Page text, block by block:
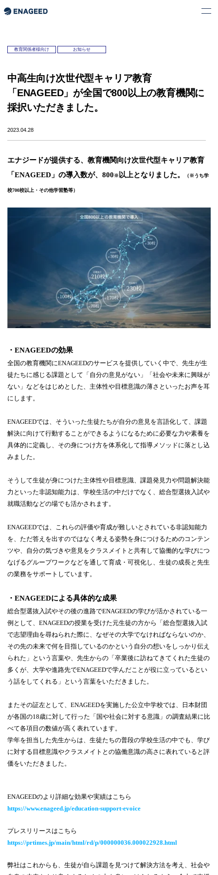
教育関係者様向け お知らせ
中高生向け次世代型キャリア教育
「ENAGEED」が全国で800以上の教育機関に
採択いただきました。
2023.04.28
エナジードが提供する、教育機関向け次世代型キャリア教育
「ENAGEED」の導入数が、 800※以上となりました。 （※うち学
校700校以上・その他学習塾等）
・ENAGEEDの効果
全国の教育機関にENAGEEDのサービスを提供していく中で、先生が生
徒たちに感じる課題として「自分の意見がない」「社会や未来に興味が
ない」などをはじめとした、主体性や目標意識の薄さといったお声を耳
にします。
ENAGEEDでは、そういった生徒たちが自分の意見を言語化して、課題
解決に向けて行動することができるようになるために必要な力や素養を
具体的に定義し、その身につけ方を体系化して指導メソッドに落とし込
みました。
そうして生徒が身につけた主体性や目標意識、課題発見力や問題解決能
力といった非認知能力は、学校生活の中だけでなく、総合型選抜入試や
就職活動などの場でも活かされます。
ENAGEEDでは、これらの評価や育成が難しいとされている非認知能力
を、ただ答えを出すのではなく考える姿勢を身につけるためのコンテン
ツや、自分の気づきや意見をクラスメイトと共有して協働的な学びにつ
なげるグループワークなどを通して育成・可視化し、生徒の成長と先生
の業務をサポートしています。
・ENAGEEDによる具体的な成果
総合型選抜入試やその後の進路でENAGEEDの学びが活かされている一
例として、ENAGEEDの授業を受けた元生徒の方から「総合型選抜入試
で志望理由を尋ねられた際に、なぜその大学でなければならないのか、
その先の未来で何を目指しているのかという自分の想いをしっかり伝え
られた」という言葉や、先生からの「卒業後に訪ねてきてくれた生徒の
多くが、大学や進路先でENAGEEDで学んだことが役に立っているとい
う話をしてくれる」という言葉をいただきました。
またその証左として、ENAGEEDを実施した公立中学校では、日本財団
が各国の18歳に対して行った「国や社会に対する意識」の調査結果に比
べて各項目の数値が高く表れています。
学年を担当した先生からは、生徒たちの普段の学校生活の中でも、学び
に対する目標意識やクラスメイトとの協働意識の高さに表れていると評
価をいただきました。
ENAGEEDのより詳細な効果や実績はこちら
https://www.enageed.jp/education-support-evoice
プレスリリースはこちら
https://prtimes.jp/main/html/rd/p/000000036.000022928.html
弊社はこれからも、生徒が自ら課題を見つけて解決方法を考え、 社会や